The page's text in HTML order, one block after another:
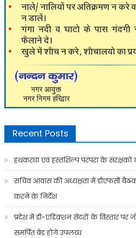
Recent Posts
हथकरघा एवं हस्तशिल्प परंपरा के
सचिव आवास की अध्यक्षता में डीएफसी बैठक,
करने के निर्देश
प्रदेश में डी-एडिक्शन सेंटरों के विस्तार पर
समर्पित बेड होंगे उपलब्ध